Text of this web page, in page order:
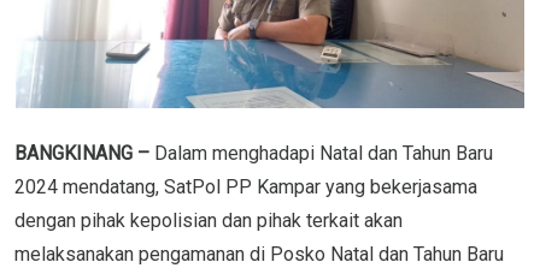
BANGKINANG – Dalam menghadapi Natal dan Tahun Baru
2024 mendatang, SatPol PP Kampar yang bekerjasama
dengan pihak kepolisian dan pihak terkait akan
melaksanakan pengamanan di Posko Natal dan Tahun Baru